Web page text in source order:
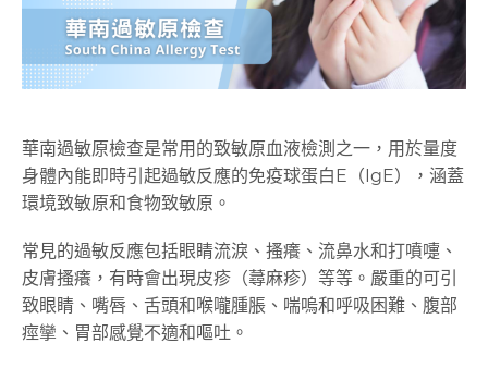
華南過敏原檢查是常用的致敏原血液檢測之一，用於量度
身體內能即時引起過敏反應的免疫球蛋白E（IgE），涵蓋
環境致敏原和食物致敏原。
常見的過敏反應包括眼睛流淚、搔癢、流鼻水和打噴嚏、
皮膚搔癢，有時會出現皮疹（蕁麻疹）等等。嚴重的可引
致眼睛、嘴唇、舌頭和喉嚨腫脹、喘嗚和呼吸困難、腹部
痙攣、胃部感覺不適和嘔吐。